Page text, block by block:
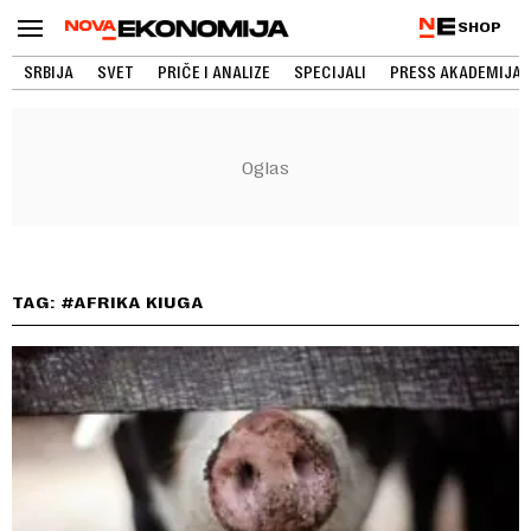
SHOP
SRBIJA SVET PRIČE I ANALIZE SPECIJALI PRESS AKADEMIJA
TAG: #AFRIKA KIUGA